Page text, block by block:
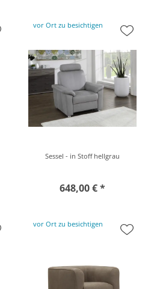
vor Ort zu besichtigen
Sessel - in Stoff hellgrau
648,00 € *
vor Ort zu besichtigen